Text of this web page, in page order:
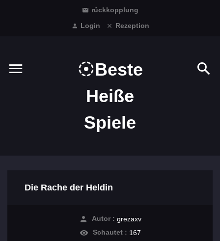
rückkopplung
Login
Rezeption
Beste
Heiße
Spiele
Die Rache der Heldin
Autor : grezaxv
Schautet : 167